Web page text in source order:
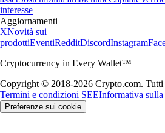
interesse
Aggiornamenti
XNovità sui
prodottiEventiRedditDiscordInstagram
Cryptocurrency in Every Wallet™
Copyright © 2018-2026 Crypto.com.
Termini e condizioni SEEInformativa
Preferenze sui cookie